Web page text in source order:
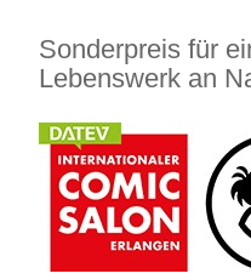
Sonderpreis für
Lebenswerk an